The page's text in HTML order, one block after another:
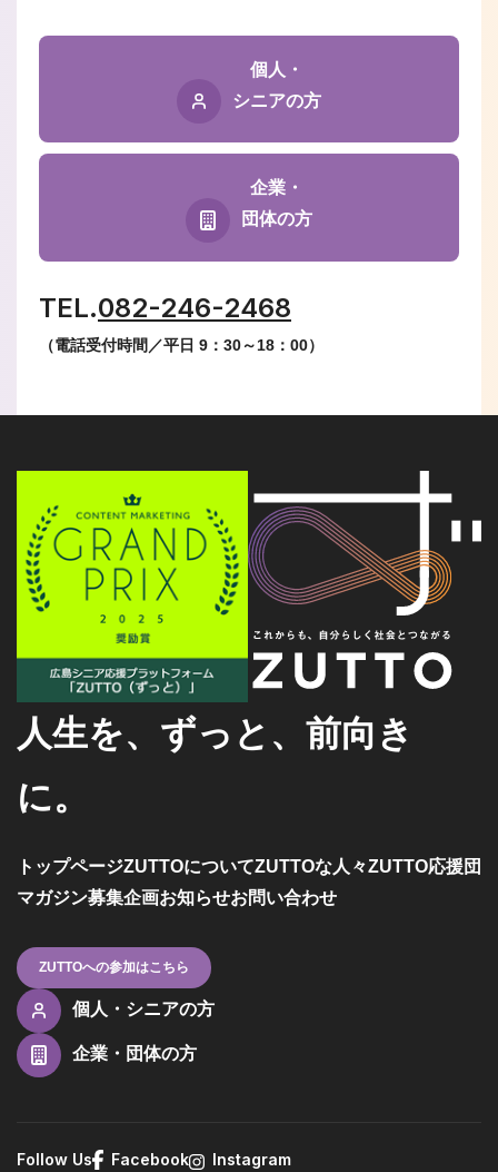
個人・
シニアの方
企業・
団体の方
TEL.082-246-2468
（電話受付時間／平日 9：30～18：00）
人生を、ずっと、前向き
に。
トップページZUTTOについてZUTTOな人々ZUTTO応援団
マガジン募集企画お知らせお問い合わせ
ZUTTOへの参加はこちら
個人・シニアの方
企業・団体の方
Follow Us Facebook Instagram